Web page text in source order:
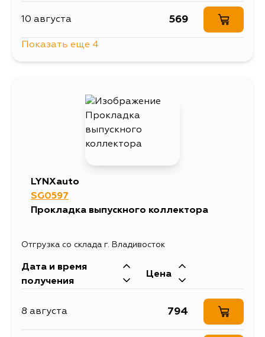
10 августа 569
569
Показать еще 4
LYNXauto
SG0597
Прокладка выпускного коллектора
Отгрузка со склада г. Владивосток
Дата и время
получения
Цена
8 августа 794